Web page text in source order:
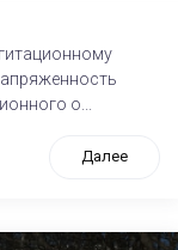
о...
Далее